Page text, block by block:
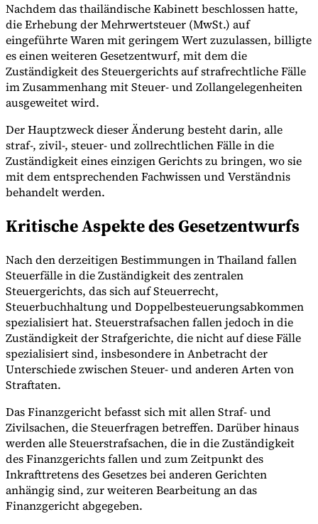
Werkzeuge
VAT-Rechner
GST-Rechner
NummernprüferTracker für E-Rechnungs-Mandate
Experts
Unsere AutorenBeitragender werdenWählen Sie einen Experten
Nachdem das thailändische Kabinett beschlossen hatte,
die Erhebung der Mehrwertsteuer (MwSt.) auf
eingeführte Waren mit geringem Wert zuzulassen, billigte
es einen weiteren Gesetzentwurf, mit dem die
Zuständigkeit des Steuergerichts auf strafrechtliche Fälle
im Zusammenhang mit Steuer- und Zollangelegenheiten
ausgeweitet wird.
Der Hauptzweck dieser Änderung besteht darin, alle
straf-, zivil-, steuer- und zollrechtlichen Fälle in die
Zuständigkeit eines einzigen Gerichts zu bringen, wo sie
mit dem entsprechenden Fachwissen und Verständnis
behandelt werden.
Kritische Aspekte des Gesetzentwurfs
Nach den derzeitigen Bestimmungen in Thailand fallen
Steuerfälle in die Zuständigkeit des zentralen
Steuergerichts, das sich auf Steuerrecht,
Steuerbuchhaltung und Doppelbesteuerungsabkommen
spezialisiert hat. Steuerstrafsachen fallen jedoch in die
Zuständigkeit der Strafgerichte, die nicht auf diese Fälle
spezialisiert sind, insbesondere in Anbetracht der
Unterschiede zwischen Steuer- und anderen Arten von
Straftaten.
Das Finanzgericht befasst sich mit allen Straf- und
Zivilsachen, die Steuerfragen betreffen. Darüber hinaus
werden alle Steuerstrafsachen, die in die Zuständigkeit
des Finanzgerichts fallen und zum Zeitpunkt des
Inkrafttretens des Gesetzes bei anderen Gerichten
anhängig sind, zur weiteren Bearbeitung an das
Finanzgericht abgegeben.